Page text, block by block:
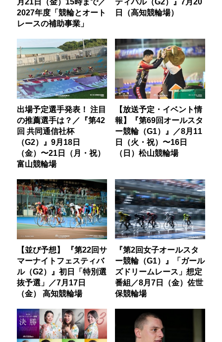
2027年度「競輪とオート
レースの補助事業」
日（高知競輪場）
出場予定選手発表！ 注目
の推薦選手は？／『第42
回 共同通信社杯
（G2）』9月18日
（金）〜21日（月・祝）
富山競輪場
【放送予定・イベント情
報】『第69回オールスタ
ー競輪（G1）』／8月11
日（火・祝）〜16日
（日）松山競輪場
【並び予想】 『第22回サ
マーナイトフェスティバ
ル（G2）』初日「特別選
抜予選」／7月17日
（金） 高知競輪場
『第2回女子オールスタ
ー競輪（G1）』「ガール
ズドリームレース」想定
番組／8月7日（金）佐世
保競輪場